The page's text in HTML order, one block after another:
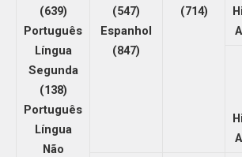
(639)
Português
Língua
Segunda
(138)
Português
Língua
Não
(547)
Espanhol
(847)
(714)